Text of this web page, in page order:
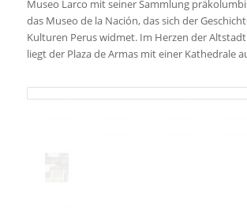
Museo Larco mit seiner Sammlung
das Museo de la Nación, das sich der
Kulturen Perus widmet. Im Herzen der
liegt der Plaza de Armas mit einer Kathedrale